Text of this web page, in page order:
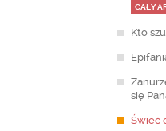
CAŁY
Kto
się
Świeć